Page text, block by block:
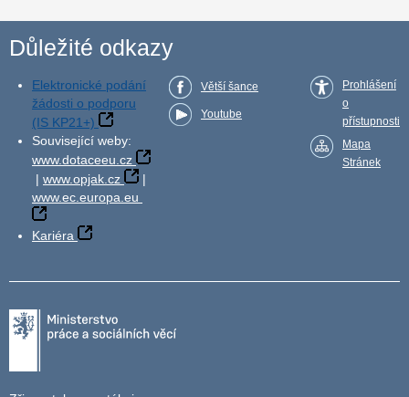
Důležité odkazy
Elektronické podání
žádosti o podporu
(IS KP21+)
Související weby:
www.dotaceeu.cz
| www.opjak.cz
|
www.ec.europa.eu
Kariéra
Větší šance
Youtube
Prohlášení
o
přístupnosti
Mapa
Stránek